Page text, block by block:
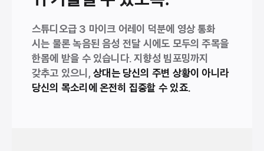
스튜디오급 3 마이크 어레이 덕분에 영상 통화
시는 물론 녹음된 음성 전달 시에도 모두의 주목을
한몸에 받을 수 있습니다. 지향성 빔포밍까지
갖추고 있으니,상대는 당신의 주변 상황이 아니라
당신의 목소리에 온전히 집중할 수 있죠.